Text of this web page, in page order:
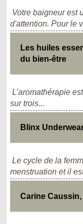
Votre baigneur est
d'attention. Pour le
Les huiles
du bien-être
L’aromathérapie
sur trois...
Blinx
Le cycle de la
menstruation et il
Carine